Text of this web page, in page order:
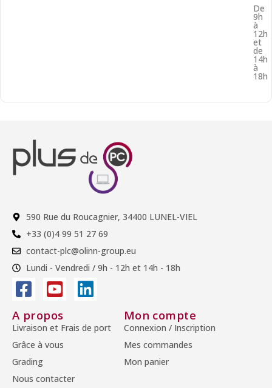
De
9h
à
12h
et
de
14h
à
18h
590 Rue du Roucagnier, 34400 LUNEL-VIEL
+33 (0)4 99 51 27 69
contact-plc@olinn-group.eu
Lundi - Vendredi / 9h - 12h et 14h - 18h
A propos
Livraison et Frais de port
Grâce à vous
Grading
Nous contacter
Mon compte
Connexion / Inscription
Mes commandes
Mon panier